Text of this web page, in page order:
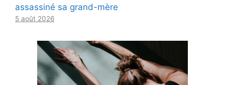
assassiné sa grand-mère
5 août 2026